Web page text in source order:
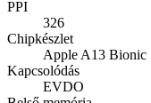
PPI
326
Chipkészlet
Apple A13 Bionic
Kapcsolódás
EVDO